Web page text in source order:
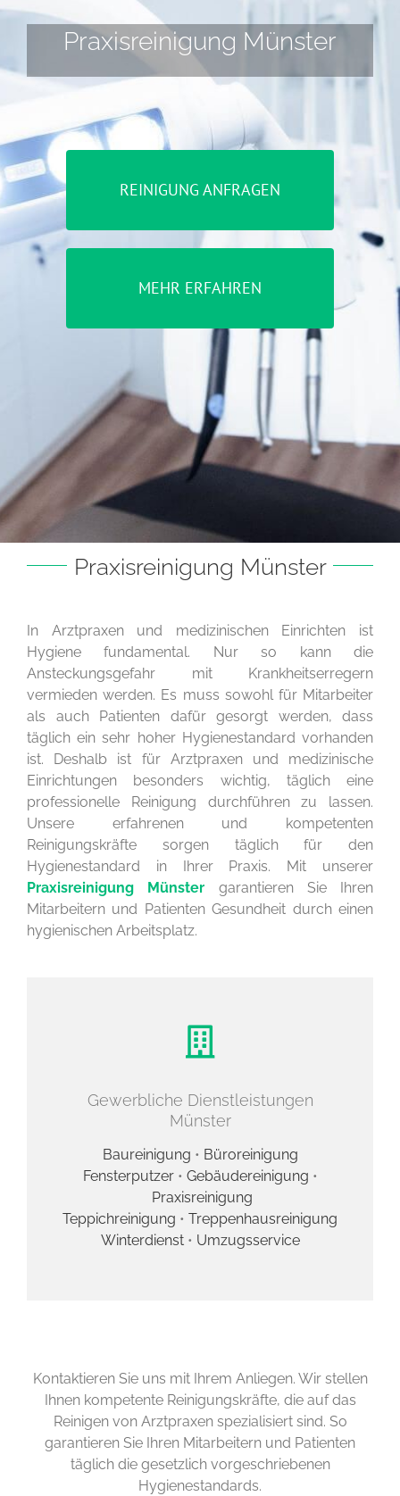
Praxisreinigung Münster
REINIGUNG ANFRAGEN
MEHR ERFAHREN
Praxisreinigung Münster
In Arztpraxen und medizinischen Einrichten ist
Hygiene fundamental. Nur so kann die
Ansteckungsgefahr mit Krankheitserregern
vermieden werden. Es muss sowohl für Mitarbeiter
als auch Patienten dafür gesorgt werden, dass
täglich ein sehr hoher Hygienestandard vorhanden
ist. Deshalb ist für Arztpraxen und medizinische
Einrichtungen besonders wichtig, täglich eine
professionelle Reinigung durchführen zu lassen.
Unsere erfahrenen und kompetenten
Reinigungskräfte sorgen täglich für den
Hygienestandard in Ihrer Praxis. Mit unserer
Praxisreinigung Münster garantieren Sie Ihren
Mitarbeitern und Patienten Gesundheit durch einen
hygienischen Arbeitsplatz.
Gewerbliche Dienstleistungen
Münster
Baureinigung • Büroreinigung
Fensterputzer• Gebäudereinigung •
Praxisreinigung
Teppichreinigung • Treppenhausreinigung
Winterdienst• Umzugsservice
Kontaktieren Sie uns mit Ihrem Anliegen. Wir stellen
Ihnen kompetente Reinigungskräfte, die auf das
Reinigen von Arztpraxen spezialisiert sind. So
garantieren Sie Ihren Mitarbeitern und Patienten
täglich die gesetzlich vorgeschriebenen
Hygienestandards.